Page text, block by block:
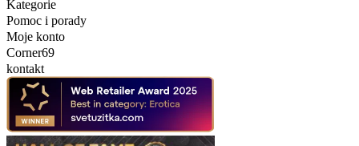
Kategorie
Pomoc i porady
Moje konto
Corner69
kontakt